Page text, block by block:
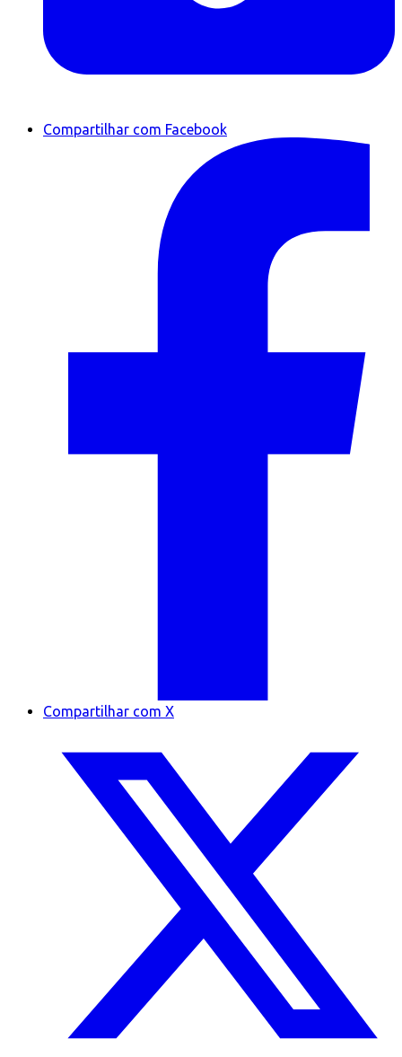
Compartilhar com Facebook
Compartilhar com X